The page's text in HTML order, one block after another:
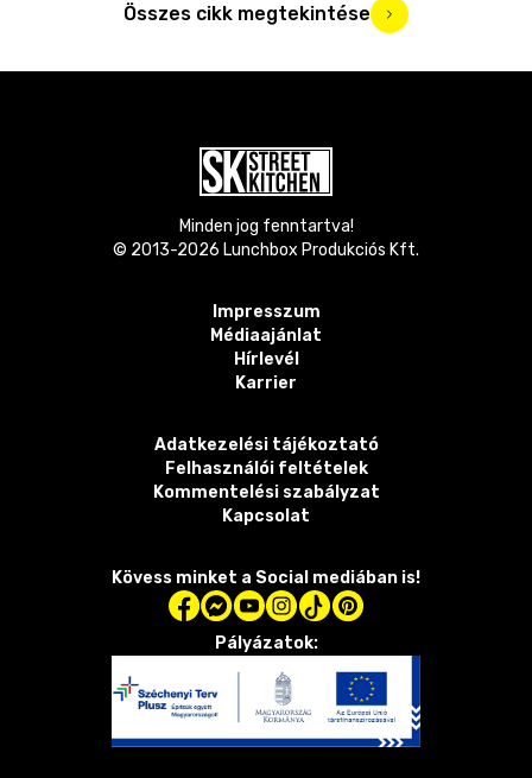
Összes cikk megtekintése
Minden jog fenntartva!
© 2013-2026 Lunchbox Produkciós Kft.
Impresszum
Médiaajánlat
Hírlevél
Karrier
Adatkezelési tájékoztató
Felhasználói feltételek
Kommentelési szabályzat
Kapcsolat
Kövess minket a Social mediában is!
Pályázatok: